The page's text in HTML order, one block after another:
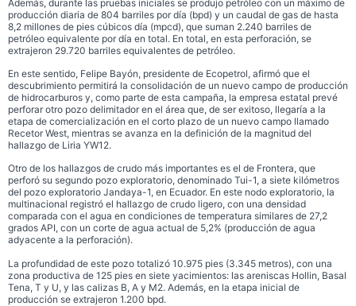
Además, durante las pruebas iniciales se produjo petróleo con un máximo de
producción diaria de 804 barriles por día (bpd) y un caudal de gas de hasta
8,2 millones de pies cúbicos día (mpcd), que suman 2.240 barriles de
petróleo equivalente por día en total. En total, en esta perforación, se
extrajeron 29.720 barriles equivalentes de petróleo.
En este sentido, Felipe Bayón, presidente de Ecopetrol, afirmó que el
descubrimiento permitirá la consolidación de un nuevo campo de producción
de hidrocarburos y, como parte de esta campaña, la empresa estatal prevé
perforar otro pozo delimitador en el área que, de ser exitoso, llegaría a la
etapa de comercialización en el corto plazo de un nuevo campo llamado
Recetor West, mientras se avanza en la definición de la magnitud del
hallazgo de Liria YW12.
Otro de los hallazgos de crudo más importantes es el de Frontera, que
perforó su segundo pozo exploratorio, denominado Tui-1, a siete kilómetros
del pozo exploratorio Jandaya-1, en Ecuador. En este nodo exploratorio, la
multinacional registró el hallazgo de crudo ligero, con una densidad
comparada con el agua en condiciones de temperatura similares de 27,2
grados API, con un corte de agua actual de 5,2% (producción de agua
adyacente a la perforación).
La profundidad de este pozo totalizó 10.975 pies (3.345 metros), con una
zona productiva de 125 pies en siete yacimientos: las areniscas Hollin, Basal
Tena, T y U, y las calizas B, A y M2. Además, en la etapa inicial de
producción se extrajeron 1.200 bpd.